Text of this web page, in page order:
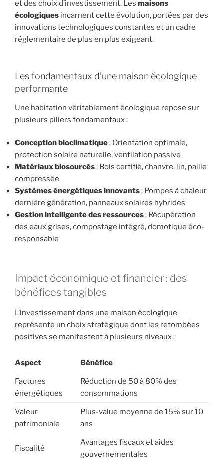
et des choix d’investissement. Les maisons
écologiques incarnent cette évolution, portées par des
innovations technologiques constantes et un cadre
réglementaire de plus en plus exigeant.
Les fondamentaux d’une maison écologique
performante
Une habitation véritablement écologique repose sur
plusieurs piliers fondamentaux :
Conception bioclimatique: Orientation optimale,
protection solaire naturelle, ventilation passive
Matériaux biosourcés: Bois certifié, chanvre, lin, paille
compressée
Systèmes énergétiques innovants: Pompes à chaleur
dernière génération, panneaux solaires hybrides
Gestion intelligente des ressources: Récupération
des eaux grises, compostage intégré, domotique éco-
responsable
Impact économique et financier : des
bénéfices tangibles
L’investissement dans une maison écologique
représente un choix stratégique dont les retombées
positives se manifestent à plusieurs niveaux :
Aspect Bénéfice
Factures
énergétiques
Réduction de 50 à 80% des
consommations
Valeur
patrimoniale
Plus-value moyenne de 15% sur 10
ans
Fiscalité
Avantages fiscaux et aides
gouvernementales